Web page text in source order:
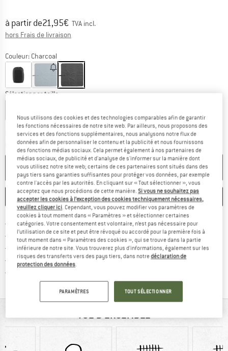
Prix:
à partir de21,95€ TVA incl.
hors Frais de livraison
Couleur: Charcoal
Sélectionner taille:
Délai de livraison: 3-5 jours ouvrablesLe lien s'ouvre dans une boîte
Quantité:
AJOUTER AU PANIER
ENREGISTRER COMPARER
Livraison gratuite dès 69 € (FR)Trouve les infos sur la
Droit de retour de 100 joursTrouve les informations de
> 4 000 000 clients satisfaits
Tous les articles disponibles
VUE D'ENSEMBLE
Nous utilisons des cookies et des technologies comparables afin de garantir
les fonctions nécessaires de notre site web. Par ailleurs, nous proposons des
services et des fonctions supplémentaires, nous analysons notre flux de
données afin de personnaliser le contenu et la publicité et nous fournissons
des fonctions médias sociaux. Cela permet également à nos partenaires de
médias sociaux, de publicité et d'analyse de s'informer sur la manière dont
vous utilisez notre site web; certains de ces partenaires sont situés dans des
pays tiers sans garanties suffisantes pour protéger vos données, par exemple
contre l'accès par les autorités. En cliquant sur « Tout sélectionner », vous
acceptez que nous procédions de cette manière.Si vous ne souhaitez pas
accepter les cookies à l’exception des cookies techniquement nécessaires,
veuillez cliquer ici. Cependant, vous pouvez modifier vos paramètres de
cookies à tout moment dans « Paramètres » et sélectionner certaines
catégories. Votre consentement est volontaire, n’est pas nécessaire pour
l’utilisation de ce site et peut être révoqué ou accordé pour la première fois à
tout moment dans « Paramètres des cookies », qui se trouve dans la partie
inférieure de notre site. Vous trouverez plus d'informations, également sur les
risques des transferts vers des pays tiers, dans notredéclaration de
protection des données.
PARAMÈTRES TOUT SÉLECTIONNER